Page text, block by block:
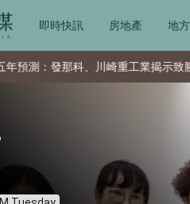
即時快訊 房地產 地
關鍵 AI需求推升記憶體供